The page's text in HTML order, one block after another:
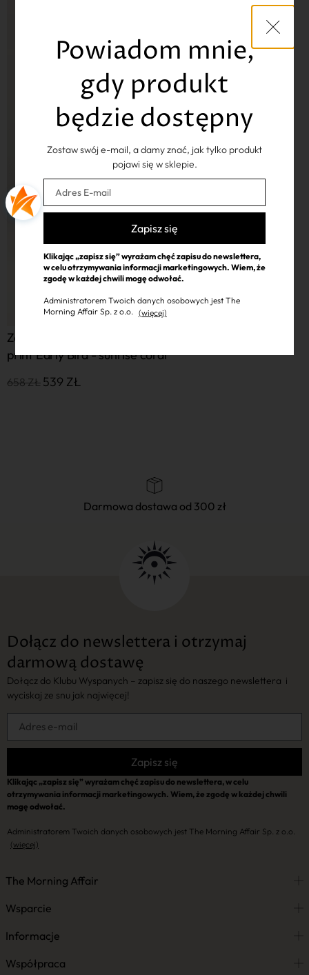
Zestaw 2 jedwabnych poszewek Sleepyhead - 50x70,
print Early Bird - sunrise coral
658ZŁ 539 ZŁ
Darmowa dostawa od 300 zł
Dołącz do newslettera i otrzymaj
darmową dostawę
Dołącz do Klubu Wyspanych – zapisz się do naszego newslettera i
wyciskaj ze snu jak najwięcej!
Zapisz się
Klikając „zapisz się” wyrażam chęć zapisu do newslettera, w celu
otrzymywania informacji marketingowych. Wiem, że zgodę w każdej chwili
mogę odwołać.
Administratorem Twoich danych osobowych jest The Morning Affair Sp. z o.o.
(więcej)
The Morning Affair
Wsparcie
Informacje
Współpraca
Powiadom mnie,
gdy produkt
będzie dostępny
Zostaw swój e-mail, a damy znać, jak tylko produkt
pojawi się w sklepie.
Zapisz się
Klikając „zapisz się” wyrażam chęć zapisu do newslettera,
w celu otrzymywania informacji marketingowych. Wiem, że
zgodę w każdej chwili mogę odwołać.
Administratorem Twoich danych osobowych jest The
Morning Affair Sp. z o.o. (więcej)